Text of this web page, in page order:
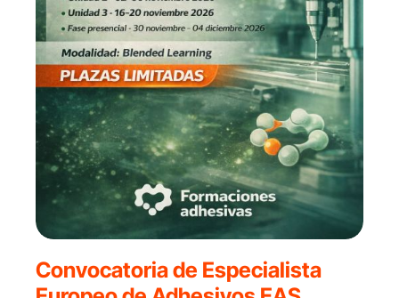
Convocatoria de Especialista